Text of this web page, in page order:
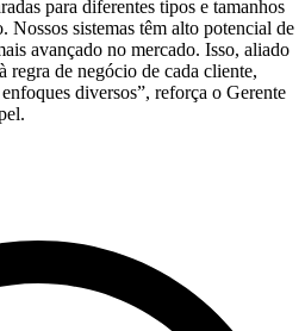
para diferentes tipos e tamanhos
Nossos sistemas têm alto potencial de
avançado no mercado. Isso, aliado
regra de negócio de cada cliente,
diversos”, reforça o Gerente